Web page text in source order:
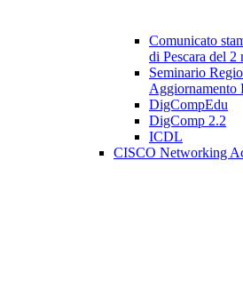
Comunicato
di Pescara del 2
Seminario
Aggiornamento
DigCompEdu
DigComp 2.2
ICDL
CISCO Networking